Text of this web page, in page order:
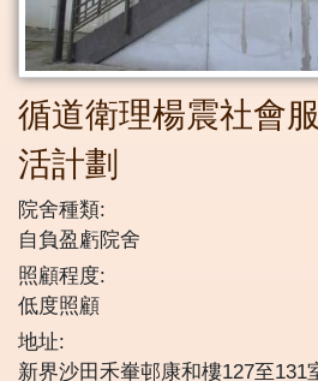
循道衛理楊震社會
活計劃
院舍種類:
自負盈虧院舍
照顧程度:
低度照顧
地址:
新界沙田禾輋邨康和樓127至131